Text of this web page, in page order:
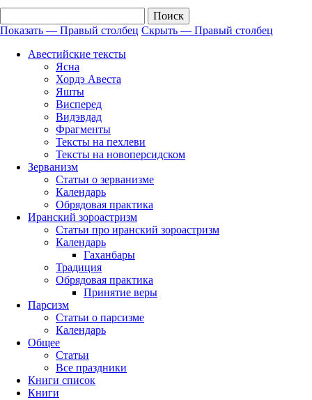
Правый
столбец
Показать — Правый столбец Скрыть — Правый столбец
Авестийские тексты
Ясна
Хордэ Авеста
Яшты
Висперед
Видэвдад
Фрагменты
Тексты на пехлеви
Тексты на новоперсидском
Зерванизм
Статьи о зерванизме
Календарь
Обрядовая практика
Иранский зороастризм
Статьи про иранский зороастризм
Календарь
Гаханбары
Традиция
Обрядовая практика
Принятие веры
Парсизм
Статьи о парсизме
Календарь
Общее
Статьи
Все праздники
Книги список
Книги